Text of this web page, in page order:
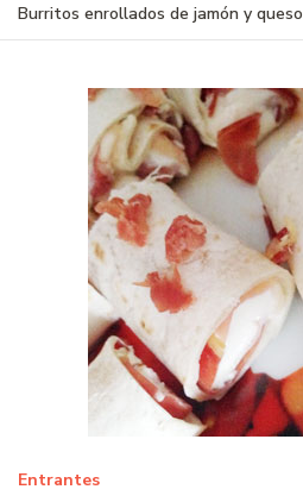
Burritos enrollados de jamón y queso
Entrantes